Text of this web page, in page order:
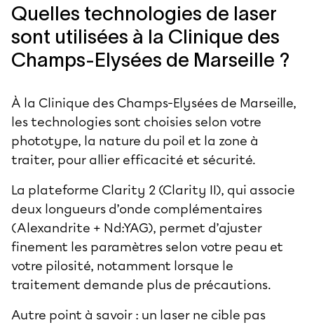
Quelles technologies de laser
sont utilisées à la Clinique des
Champs-Elysées de Marseille ?
À la Clinique des Champs-Elysées de Marseille,
les technologies sont choisies selon votre
phototype, la nature du poil et la zone à
traiter, pour allier efficacité et sécurité.
La plateforme Clarity 2 (Clarity II), qui associe
deux longueurs d’onde complémentaires
(Alexandrite + Nd:YAG), permet d’ajuster
finement les paramètres selon votre peau et
votre pilosité, notamment lorsque le
traitement demande plus de précautions.
Autre point à savoir : un laser ne cible pas